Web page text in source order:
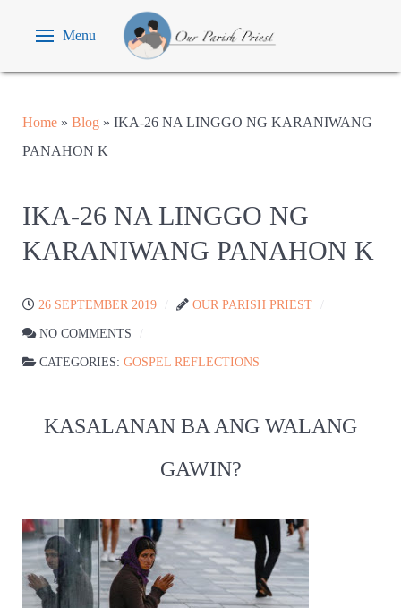
Menu
Home » Blog » IKA-26 NA LINGGO NG KARANIWANG
PANAHON K
IKA-26 NA LINGGO NG
KARANIWANG PANAHON K
26 SEPTEMBER 2019 OUR PARISH PRIEST
NO COMMENTS
CATEGORIES: GOSPEL REFLECTIONS
KASALANAN BA ANG WALANG
GAWIN?